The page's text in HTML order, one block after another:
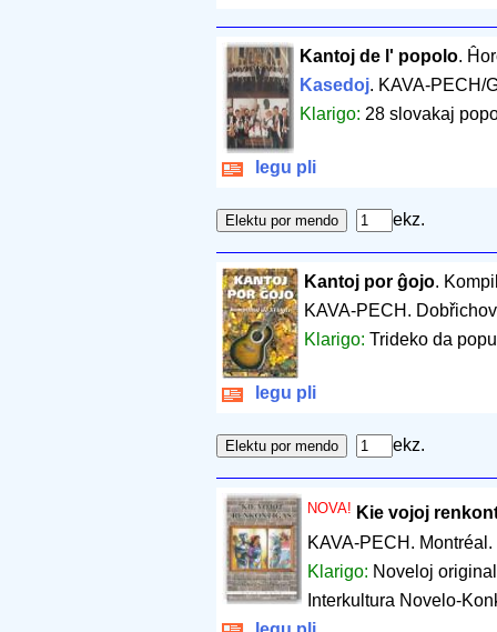
Kantoj de l' popolo.
Kasedoj. KAVA-PECH/
Klarigo: 28 slovakaj
legu pli
ekz.
Kantoj por ĝojo.
KAVA-PECH.
Klarigo: Trideko da
legu pli
ekz.
NOVA! Kie vojoj
KAVA-PECH. Montréal.
Klarigo: Noveloj
Interkultura Novelo-